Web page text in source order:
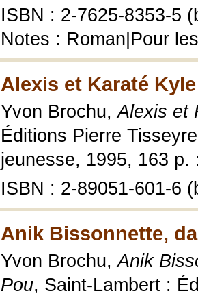
ISBN : 2-7625-8353-5
Notes : Roman|Pour
Alexis et Karaté
Yvon Brochu,Alexis et
Éditions Pierre
jeunesse, 1995, 163 p.
ISBN : 2-89051-601-6
Anik Bissonnette,
Yvon Brochu,Anik
Pou, Saint-Lambert :